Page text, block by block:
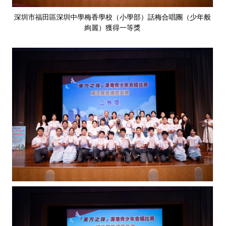
深圳市福田區深圳中學梅香學校（小學部）話梅合唱團（少年般
絢麗）獲得一等獎